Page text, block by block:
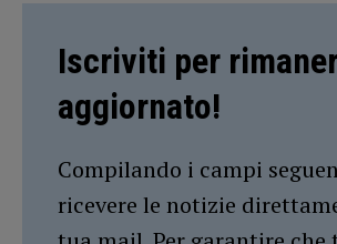
Iscriviti per
aggiornato!
Compilando i campi
ricevere le notizie